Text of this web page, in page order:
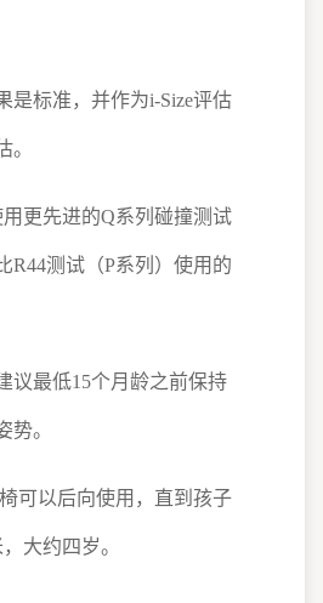
是标准，并作为i-Size评估
。
用更先进的Q系列碰撞测试
R44测试（P系列）使用的
议最低15个月龄之前保持
势。
可以后向使用，直到孩子
大约四岁。